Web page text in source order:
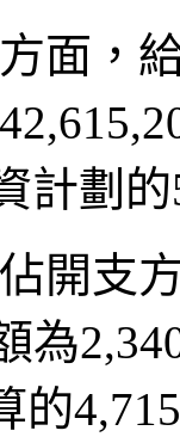
面，
計劃
開支
為